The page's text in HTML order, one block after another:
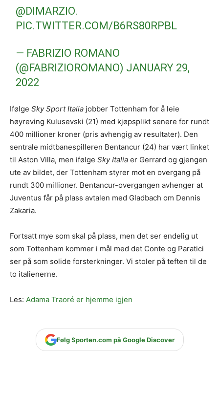
@DIMARZIO.
PIC.TWITTER.COM/B6RS80RPBL
— FABRIZIO ROMANO
(@FABRIZIOROMANO) JANUARY 29,
2022
Ifølge Sky Sport Italia jobber Tottenham for å leie
høyreving Kulusevski (21) med kjøpsplikt senere for rundt
400 millioner kroner (pris avhengig av resultater). Den
sentrale midtbanespilleren Bentancur (24) har vært linket
til Aston Villa, men ifølge Sky Italia er Gerrard og gjengen
ute av bildet, der Tottenham styrer mot en overgang på
rundt 300 millioner. Bentancur-overgangen avhenger at
Juventus får på plass avtalen med Gladbach om Dennis
Zakaria.
Fortsatt mye som skal på plass, men det ser endelig ut
som Tottenham kommer i mål med det Conte og Paratici
ser på som solide forsterkninger. Vi stoler på teften til de
to italienerne.
Les: Adama Traoré er hjemme igjen
Følg Sporten.com på Google Discover